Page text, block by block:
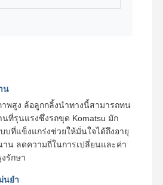
น
พสูง ล้อลูกกลิ้งนำทางนี้สามารถทน
นที่รุนแรงซึ่งรถขุด Komatsu มัก
บที่แข็งแกร่งช่วยให้มั่นใจได้ถึงอายุ
าน ลดความถี่ในการเปลี่ยนและค่า
รักษา
นยำ